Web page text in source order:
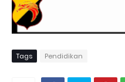
Tags Pendidikan